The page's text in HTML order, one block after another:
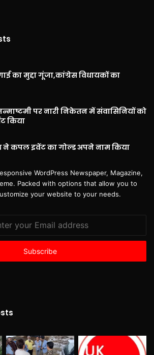
का मुद्दा गूंजा,कांग्रेस विधायकों का
पर नारी निकेतन में संवासिनियों को
किया
ने कपल इवेंट का गोल्ड अपने नाम किया
WordPress Newspaper, Magazine,
Packed with options that allow you to
your website to your needs.